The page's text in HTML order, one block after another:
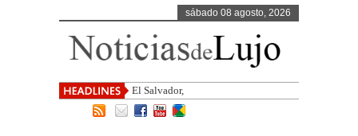
sábado 08 agosto, 2026
El Salvador, uno de los destinos co